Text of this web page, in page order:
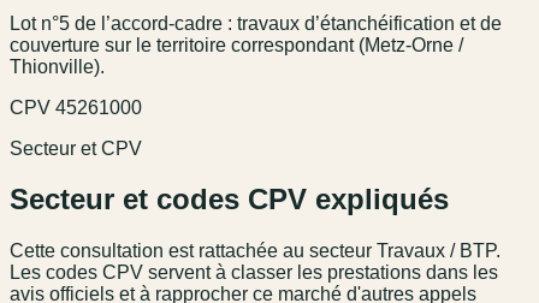
Lot n°5 de l’accord-cadre : travaux d’étanchéification et de
couverture sur le territoire correspondant (Metz-Orne /
Thionville).
CPV 45261000
Secteur et CPV
Secteur et codes CPV expliqués
Cette consultation est rattachée au secteur Travaux / BTP.
Les codes CPV servent à classer les prestations dans les
avis officiels et à rapprocher ce marché d'autres appels